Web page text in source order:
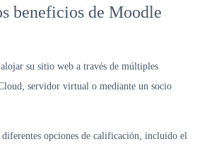
beneficios de Moodle
su sitio web a través de múltiples
servidor virtual o mediante un socio
opciones de calificación, incluido el